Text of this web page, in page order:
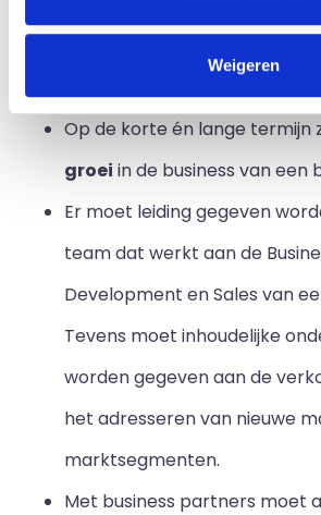
Weigeren
Op de korte én lange termijn
groei in de business van een
Er moet leiding gegeven
team dat werkt aan de
Development en Sales van
Tevens moet inhoudelijke
worden gegeven aan de
het adresseren van nieuwe
marktsegmenten.
Met business partners moet